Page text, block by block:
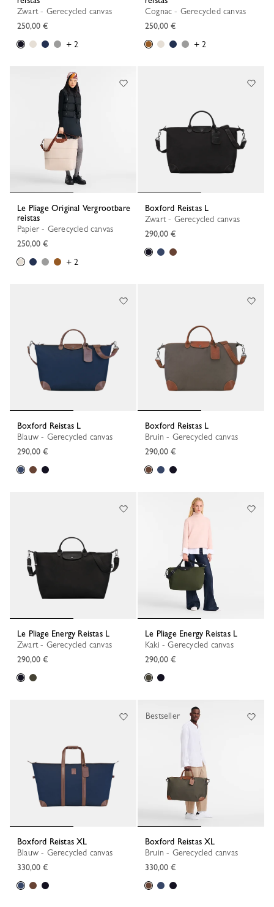
Zwart - Gerecycled canvas
250,00 €
+ 2
Cognac - Gerecycled canvas
250,00 €
+ 2
Le Pliage Original Vergrootbare
reistas
Papier - Gerecycled canvas
250,00 €
+ 2
Boxford Reistas L
Zwart - Gerecycled canvas
290,00 €
Boxford Reistas L
Blauw - Gerecycled canvas
290,00 €
Boxford Reistas L
Bruin - Gerecycled canvas
290,00 €
Le Pliage Energy Reistas L
Zwart - Gerecycled canvas
290,00 €
Le Pliage Energy Reistas L
Kaki - Gerecycled canvas
290,00 €
Boxford Reistas XL
Blauw - Gerecycled canvas
330,00 €
Boxford Reistas XL
Bruin - Gerecycled canvas
330,00 €
Bestseller